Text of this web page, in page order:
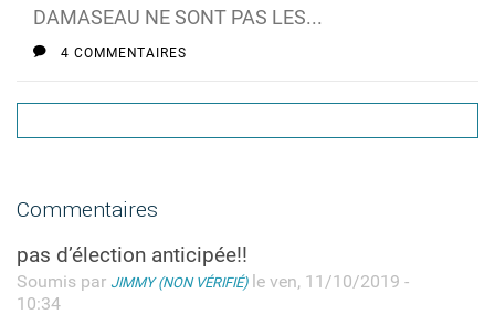
DAMASEAU NE SONT PAS LES...
4 COMMENTAIRES
Commentaires
pas d’élection anticipée!!
Soumis par JIMMY (NON VÉRIFIÉ)le ven, 11/10/2019 -
10:34